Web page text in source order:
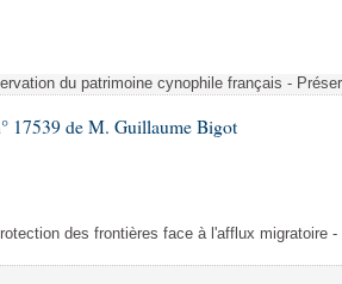
du patrimoine cynophile français -
17539 de M. Guillaume Bigot
des frontières face à l'afflux migratoire